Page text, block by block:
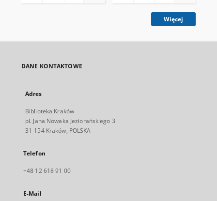
Więcej
DANE KONTAKTOWE
Adres
Biblioteka Kraków
pl. Jana Nowaka Jeziorańskiego 3
31-154 Kraków, POLSKA
Telefon
+48 12 618 91 00
E-Mail